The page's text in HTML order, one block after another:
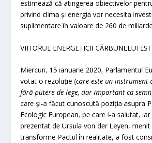
estimează că atingerea obiectivelor
privind clima și energia vor necesita
suplimentare în valoare de 260 de
VIITORUL ENERGETICII CĂRBUNELUI
Miercuri, 15 ianuarie 2020, Parlamentul
votat o rezoluție (care este un instrument
fără putere de lege, dar important ca
care și-a făcut cunoscută poziția asupra
Ecologic European, pe care l-a salutat, iar
prezentat de Ursula von der Leyen, menit
transforme Pactul în realitate, a fost